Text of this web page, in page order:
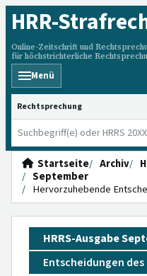
HRR-
Online-Zeitschrift und
für höchstrichterliche
Menü
HRRS durchsuchen
Startseite Archiv
September
Hervorzuhebende
HRRS-Ausgabe
Entscheidungen des